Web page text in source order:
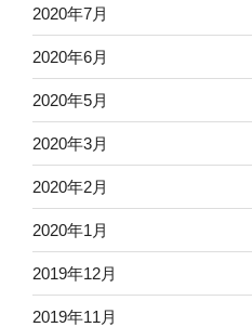
2020年7月
2020年6月
2020年5月
2020年3月
2020年2月
2020年1月
2019年12月
2019年11月